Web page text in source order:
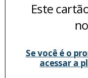
Este
Se você é o
acessar a